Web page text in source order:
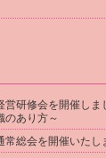
営研修会を開催しま
のあり方～
総会を開催いたし